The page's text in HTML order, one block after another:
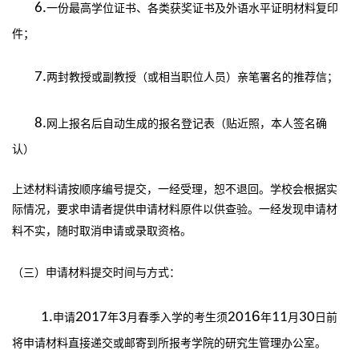
6.一份最高学位证书、各类获奖证书及外语水平证明材料复印
件；
7.两封教授或副教授（或相当职位人员）亲笔署名的推荐信；
8. 网上报名后自动生成的报名登记表（贴近照，本人签名确
认）
上述材料请按顺序编号提交，一经受理，恕不退回。学校会根据实
际情况，要求申请者提供申请材料原件以供查验。一经发现申请材
料不实，随时取消申请或录取资格。
（三）申请材料提交时间与方式：
1.申请2017年3月春季入学的考生须2016年11月 30 日前
将申请材料直接递交或邮寄到所报考学院的研究生管理办公室。